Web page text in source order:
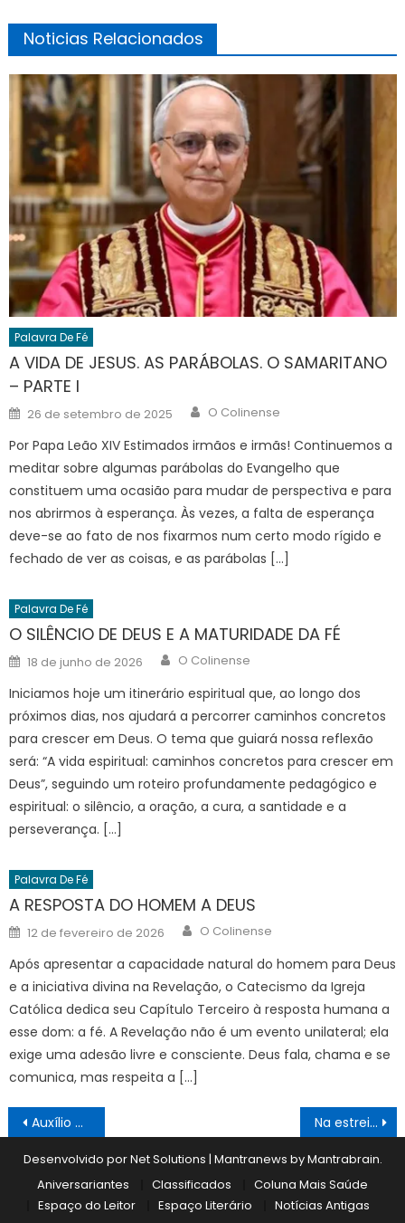
Noticias Relacionados
Palavra De Fé
A VIDA DE JESUS. AS PARÁBOLAS. O SAMARITANO
– PARTE I
Posted
on
26 de setembro de 2025 Author
O Colinense
Por Papa Leão XIV Estimados irmãos e irmãs! Continuemos a
meditar sobre algumas parábolas do Evangelho que
constituem uma ocasião para mudar de perspectiva e para
nos abrirmos à esperança. Às vezes, a falta de esperança
deve-se ao fato de nos fixarmos num certo modo rígido e
fechado de ver as coisas, e as parábolas […]
Palavra De Fé
O SILÊNCIO DE DEUS E A MATURIDADE DA FÉ
Posted
on
18 de junho de 2026 Author
O Colinense
Iniciamos hoje um itinerário espiritual que, ao longo dos
próximos dias, nos ajudará a percorrer caminhos concretos
para crescer em Deus. O tema que guiará nossa reflexão
será: “A vida espiritual: caminhos concretos para crescer em
Deus”, seguindo um roteiro profundamente pedagógico e
espiritual: o silêncio, a oração, a cura, a santidade e a
perseverança. […]
Palavra De Fé
A RESPOSTA DO HOMEM A DEUS
Posted
on
12 de fevereiro de 2026 Author
O Colinense
Após apresentar a capacidade natural do homem para Deus
e a iniciativa divina na Revelação, o Catecismo da Igreja
Católica dedica seu Capítulo Terceiro à resposta humana a
esse dom: a fé. A Revelação não é um evento unilateral; ela
exige uma adesão livre e consciente. Deus fala, chama e se
comunica, mas respeita a […]
Navegação
de
Post
Auxílio alimentação é tema de reunião do Sindicato com o prefeito Dieb Na estreia do novo técnico, Corinthians volta a vencer no Paulistão
Desenvolvido por Net Solutions | Mantranews byMantrabrain.
Aniversariantes
Classificados
Coluna Mais Saúde
Espaço do Leitor
Espaço Literário Notícias Antigas